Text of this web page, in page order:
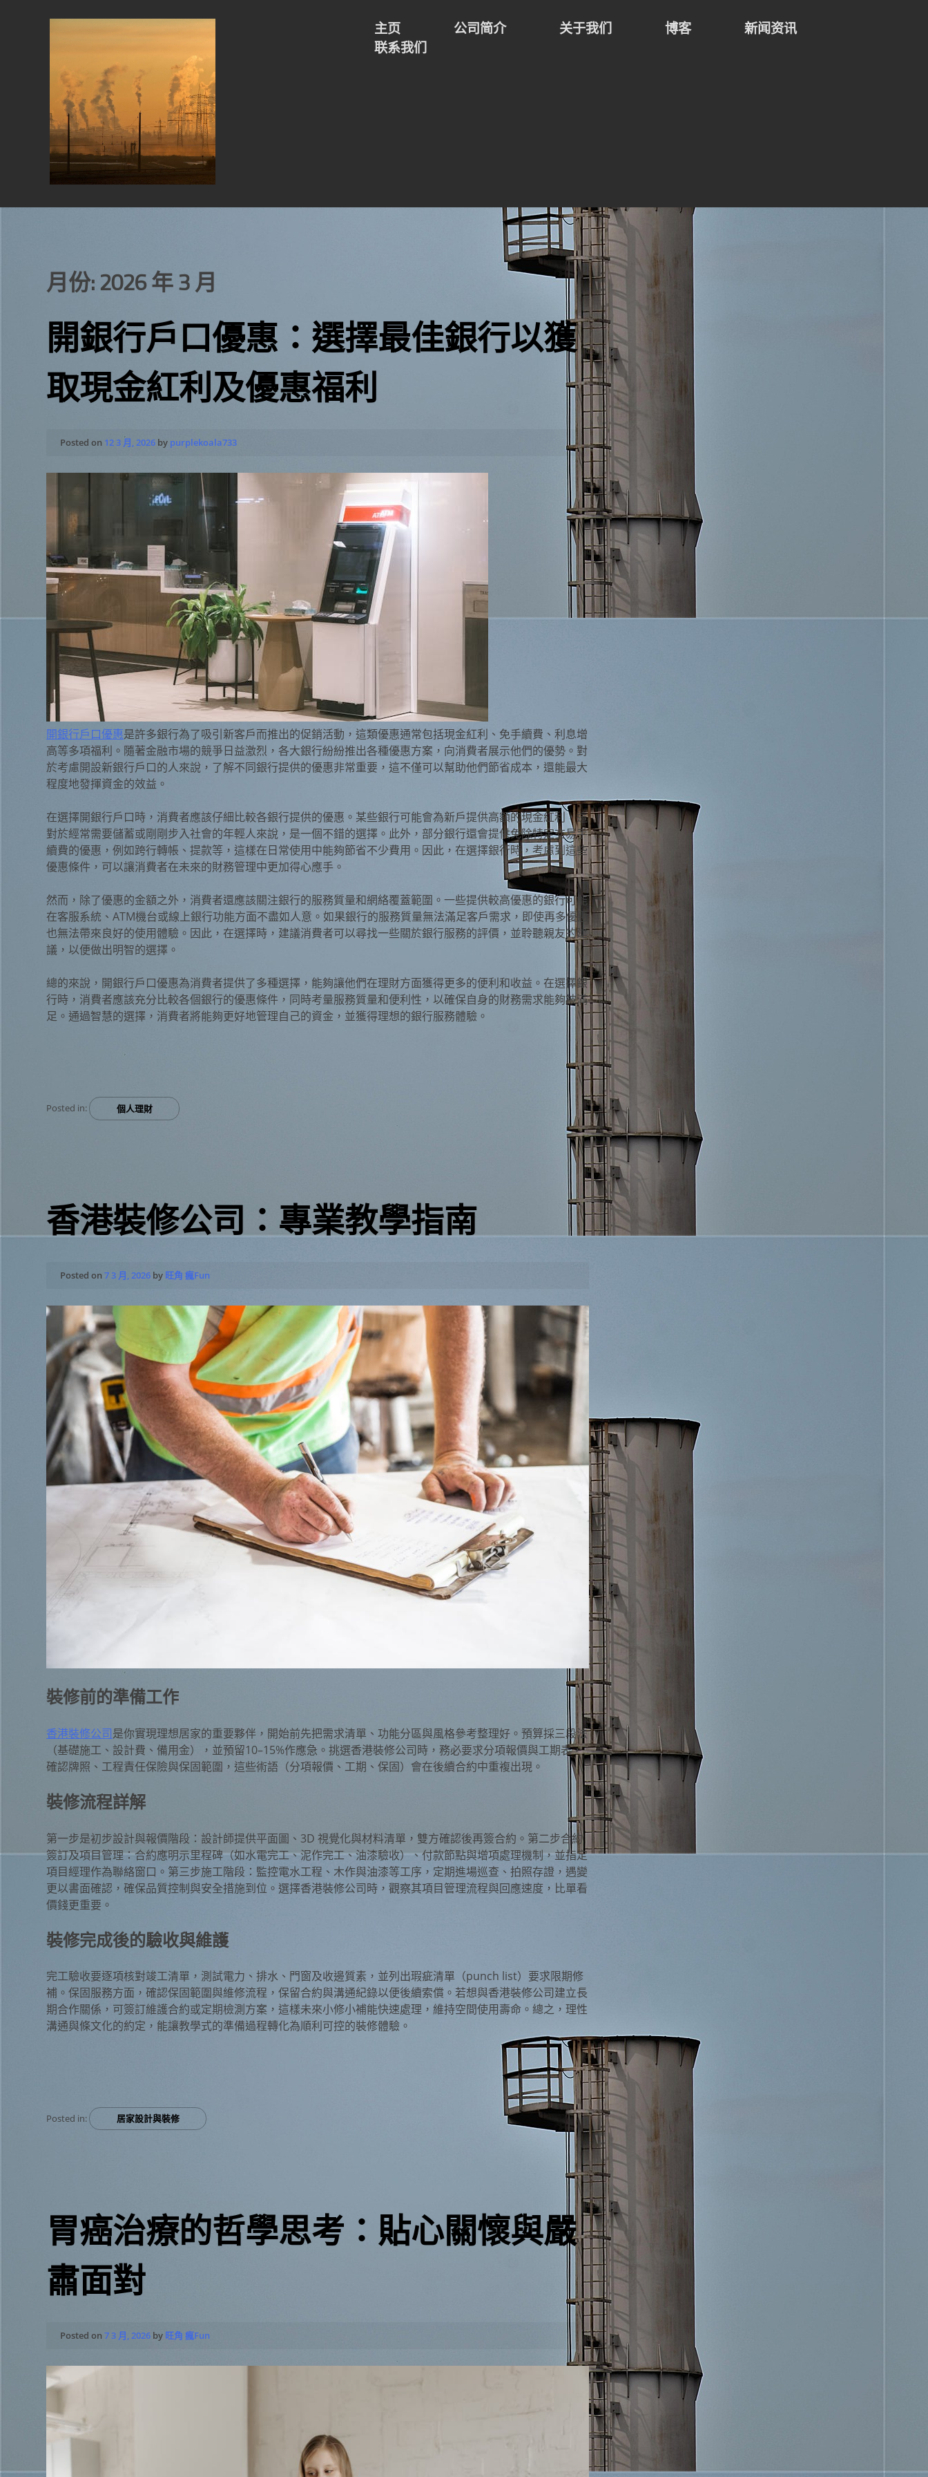
主页 公司简介 关于我们 博客
新闻资讯
联系我们
月份: 2026 年 3 月
開銀行戶口優惠：選擇最佳銀行以獲
取現金紅利及優惠福利
Posted on 12 3 月, 2026 by purplekoala733
開銀行戶口優惠是許多銀行為了吸引新客戶而推出的促銷活動，這類優惠通常包括現金紅利、免手續費、利息增
高等多項福利。隨著金融市場的競爭日益激烈，各大銀行紛紛推出各種優惠方案，向消費者展示他們的優勢。對
於考慮開設新銀行戶口的人來說，了解不同銀行提供的優惠非常重要，這不僅可以幫助他們節省成本，還能最大
程度地發揮資金的效益。
在選擇開銀行戶口時，消費者應該仔細比較各銀行提供的優惠。某些銀行可能會為新戶提供高額的現金紅利，這
對於經常需要儲蓄或剛剛步入社會的年輕人來說，是一個不錯的選擇。此外，部分銀行還會提供免除特定交易手
續費的優惠，例如跨行轉帳、提款等，這樣在日常使用中能夠節省不少費用。因此，在選擇銀行時，考慮到這些
優惠條件，可以讓消費者在未來的財務管理中更加得心應手。
然而，除了優惠的金額之外，消費者還應該關注銀行的服務質量和網絡覆蓋範圍。一些提供較高優惠的銀行可能
在客服系統、ATM機台或線上銀行功能方面不盡如人意。如果銀行的服務質量無法滿足客戶需求，即使再多優惠
也無法帶來良好的使用體驗。因此，在選擇時，建議消費者可以尋找一些關於銀行服務的評價，並聆聽親友的建
議，以便做出明智的選擇。
總的來說，開銀行戶口優惠為消費者提供了多種選擇，能夠讓他們在理財方面獲得更多的便利和收益。在選擇銀
行時，消費者應該充分比較各個銀行的優惠條件，同時考量服務質量和便利性，以確保自身的財務需求能夠被滿
足。通過智慧的選擇，消費者將能夠更好地管理自己的資金，並獲得理想的銀行服務體驗。
Posted in: 個人理財
香港裝修公司：專業教學指南
Posted on7 3 月, 2026 by 旺角 瘋Fun
裝修前的準備工作
香港裝修公司是你實現理想居家的重要夥伴，開始前先把需求清單、功能分區與風格參考整理好。預算採三段法
（基礎施工、設計費、備用金），並預留10–15%作應急。挑選香港裝修公司時，務必要求分項報價與工期表，
確認牌照、工程責任保險與保固範圍，這些術語（分項報價、工期、保固）會在後續合約中重複出現。
裝修流程詳解
第一步是初步設計與報價階段：設計師提供平面圖、3D 視覺化與材料清單，雙方確認後再簽合約。第二步合約
簽訂及項目管理：合約應明示里程碑（如水電完工、泥作完工、油漆驗收）、付款節點與增項處理機制，並指定
項目經理作為聯絡窗口。第三步施工階段：監控電水工程、木作與油漆等工序，定期進場巡查、拍照存證，遇變
更以書面確認，確保品質控制與安全措施到位。選擇香港裝修公司時，觀察其項目管理流程與回應速度，比單看
價錢更重要。
裝修完成後的驗收與維護
完工驗收要逐項核對竣工清單，測試電力、排水、門窗及收邊質素，並列出瑕疵清單（punch list）要求限期修
補。保固服務方面，確認保固範圍與維修流程，保留合約與溝通紀錄以便後續索償。若想與香港裝修公司建立長
期合作關係，可簽訂維護合約或定期檢測方案，這樣未來小修小補能快速處理，維持空間使用壽命。總之，理性
溝通與條文化的約定，能讓教學式的準備過程轉化為順利可控的裝修體驗。
Posted in: 居家設計與裝修
胃癌治療的哲學思考：貼心關懷與嚴
肅面對
Posted on7 3 月, 2026 by 旺角 瘋Fun